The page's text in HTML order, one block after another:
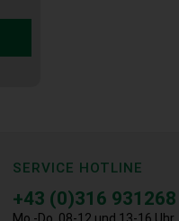
SERVICE HOTLINE
+43 (0)316 931268